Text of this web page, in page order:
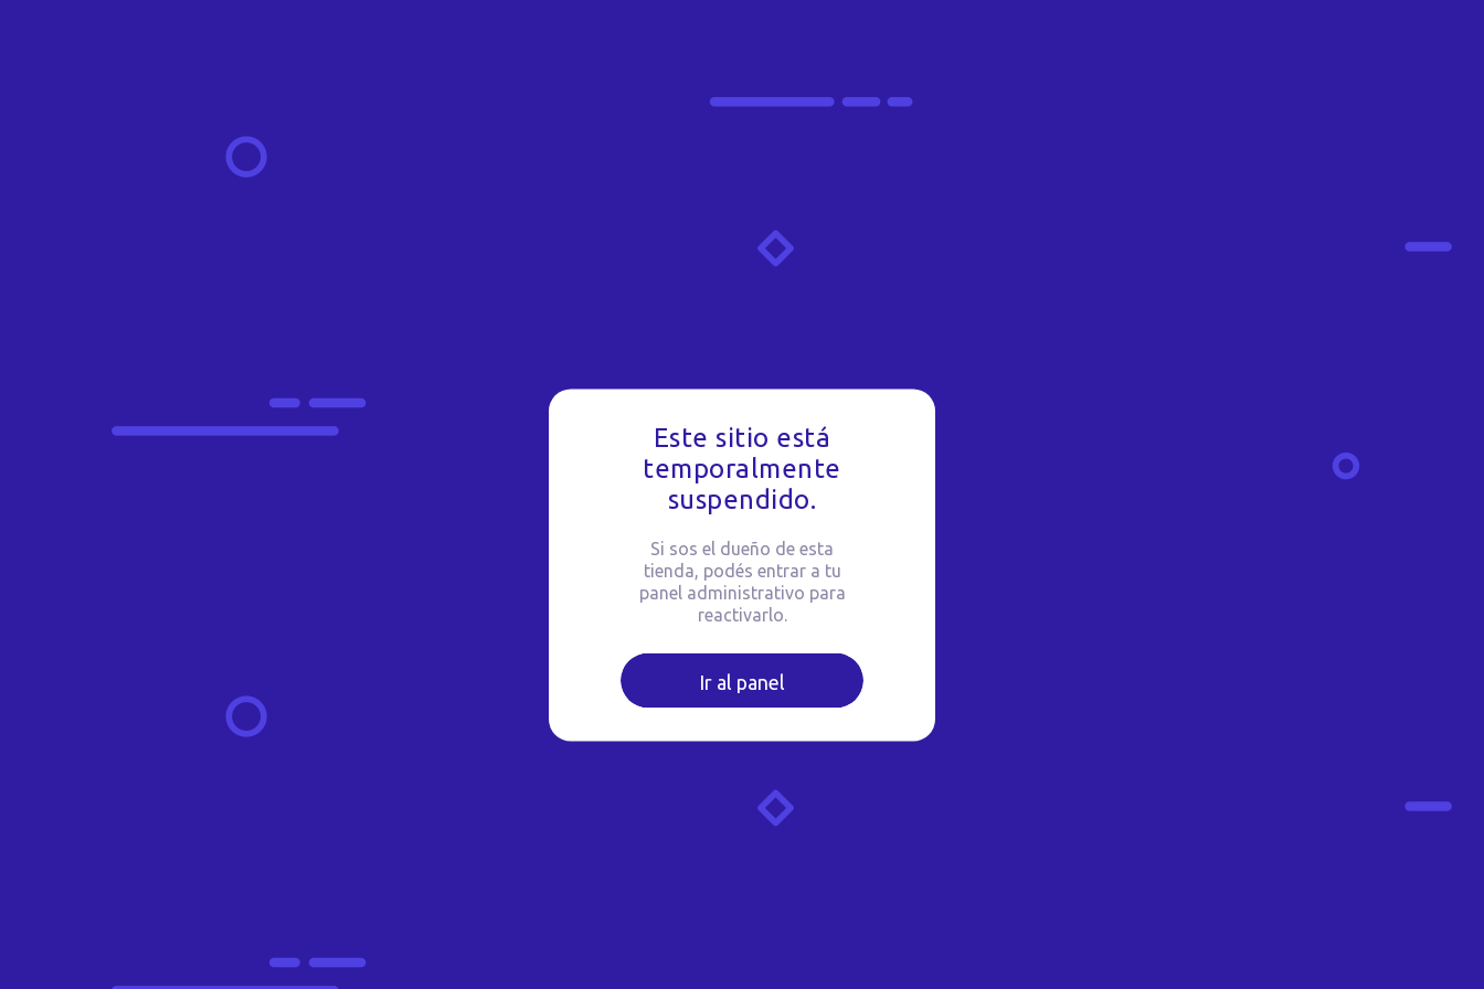
Este sitio está
temporalmente
suspendido.
Si sos el dueño de esta
tienda, podés entrar a tu
panel administrativo para
reactivarlo.
Ir al panel